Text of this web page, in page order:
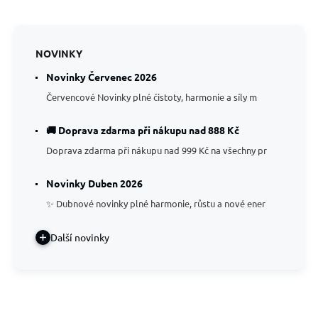
NOVINKY
Novinky Červenec 2026
Červencové Novinky plné čistoty, harmonie a síly m
🚚 Doprava zdarma při nákupu nad 888 Kč
Doprava zdarma při nákupu nad 999 Kč na všechny pr
Novinky Duben 2026
✨ Dubnové novinky plné harmonie, růstu a nové ener
Další novinky